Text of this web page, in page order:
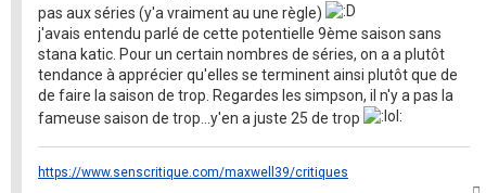
pas aux séries (y'a vraiment au une règle)
j'avais entendu parlé de cette potentielle 9ème saison sans
stana katic. Pour un certain nombres de séries, on a a plutôt
tendance à apprécier qu'elles se terminent ainsi plutôt que de
de faire la saison de trop. Regardes les simpson, il n'y a pas la
fameuse saison de trop...y'en a juste 25 de trop
https://www.senscritique.com/maxwell39/critiques